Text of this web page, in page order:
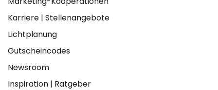
Karriere | Stellenangebote
Lichtplanung
Gutscheincodes
Newsroom
Inspiration | Ratgeber